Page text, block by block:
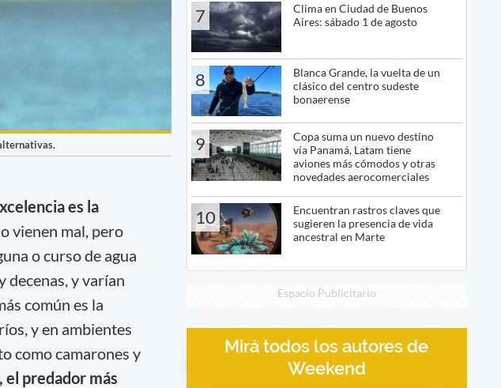
es la
vienen mal, pero
o curso de agua
decenas, y varían
común es la
y en ambientes
como camarones y
el predador más
7
Clima en Ciudad de Buenos
Aires: sábado 1 de agosto
8
Blanca Grande, la vuelta de un
clásico del centro sudeste
bonaerense
9
Copa suma un nuevo destino
vía Panamá, Latam tiene
aviones más cómodos y otras
novedades aerocomerciales
10
Encuentran rastros claves que
sugieren la presencia de vida
ancestral en Marte
Espacio Publicitario
Mirá todos los autores de
Weekend